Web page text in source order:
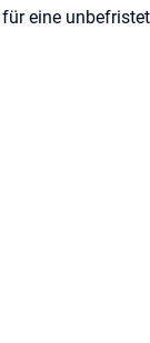
eine